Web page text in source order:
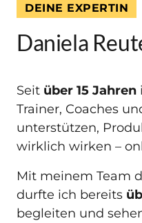
DEINE EXPERTIN
Daniela
Seit über 15 Jahren
Trainer, Coaches
unterstützen,
wirklich wirken –
Mit meinem Team
durfte ich bereits